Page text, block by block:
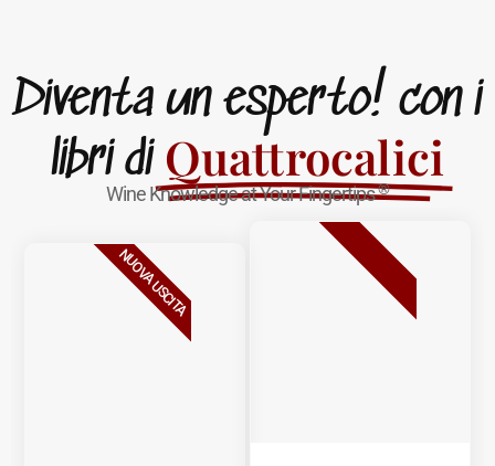
Diventa un esperto! con i
libri di Quattrocalici
Wine Knowledge at Your Fingertips®
NUOVA USCITA BESTSELLER